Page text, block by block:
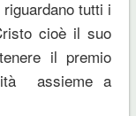
tutti i
cioè il suo
il premio
assieme a